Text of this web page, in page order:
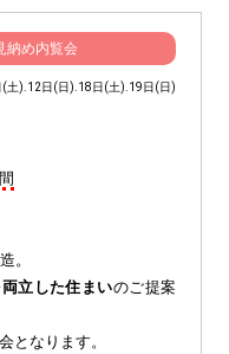
納め内覧会
(土).12日(日).18日(土).19日(日)
。
立した住まいのご提案
となります。